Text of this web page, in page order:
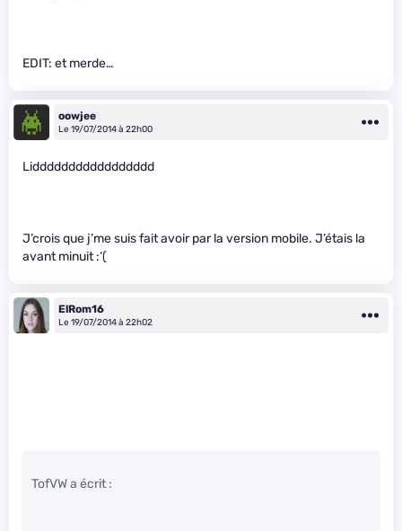
EDIT: et merde…
oowjee
Le 19/07/2014 à 22h00
Liddddddddddddddddd
J’crois que j’me suis fait avoir par la version mobile. J’étais la
avant minuit :‘(
ElRom16
Le 19/07/2014 à 22h02
TofVW a écrit :